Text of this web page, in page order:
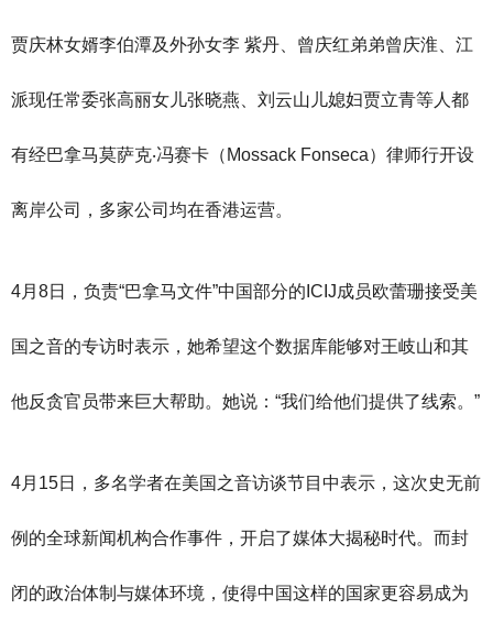
贾庆林女婿李伯潭及外孙女李 紫丹、曾庆红弟弟曾庆淮、江
派现任常委张高丽女儿张晓燕、刘云山儿媳妇贾立青等人都
有经巴拿马莫萨克‧冯赛卡（Mossack Fonseca）律师行开设
离岸公司，多家公司均在香港运营。
4月8日，负责“巴拿马文件”中国部分的ICIJ成员欧蕾珊接受美
国之音的专访时表示，她希望这个数据库能够对王岐山和其
他反贪官员带来巨大帮助。她说：“我们给他们提供了线索。”
4月15日，多名学者在美国之音访谈节目中表示，这次史无前
例的全球新闻机构合作事件，开启了媒体大揭秘时代。而封
闭的政治体制与媒体环境，使得中国这样的国家更容易成为